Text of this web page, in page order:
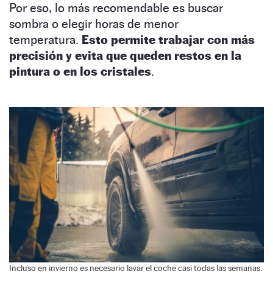
Por eso, lo más recomendable es buscar
sombra o elegir horas de menor
temperatura. Esto permite trabajar con más
precisión y evita que queden restos en la
pintura o en los cristales.
Incluso en invierno es necesario lavar el coche casi todas las semanas.